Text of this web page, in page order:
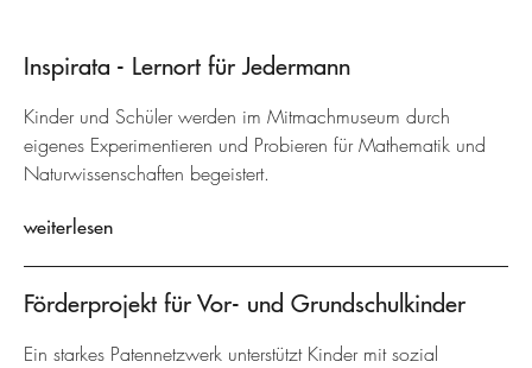
Inspirata - Lernort für Jedermann
Kinder und Schüler werden im Mitmachmuseum durch
eigenes Experimentieren und Probieren für Mathematik und
Naturwissenschaften begeistert.
weiterlesen
Förderprojekt für Vor- und Grundschulkinder
Ein starkes Patennetzwerk unterstützt Kinder mit sozial